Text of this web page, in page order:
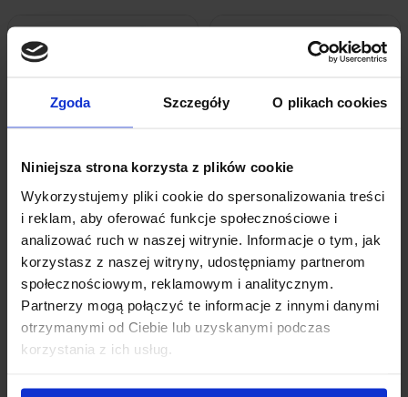
Zgoda Szczegóły O plikach cookies
Niniejsza strona korzysta z plików cookie
Wykorzystujemy pliki cookie do spersonalizowania treści
i reklam, aby oferować funkcje społecznościowe i
analizować ruch w naszej witrynie. Informacje o tym, jak
korzystasz z naszej witryny, udostępniamy partnerom
społecznościowym, reklamowym i analitycznym.
Partnerzy mogą połączyć te informacje z innymi danymi
otrzymanymi od Ciebie lub uzyskanymi podczas
korzystania z ich usług.
Chwilowy brak zapasu
Raspberry Pi Pico H RP2040 Ze
Złączami
32,39zł z VAT
Powiadom mnie
Chwilowy brak zapasu
RP2040 Uno Z Gniazdem MicroSD I
USB-C
59,89zł z VAT
Powiadom mnie